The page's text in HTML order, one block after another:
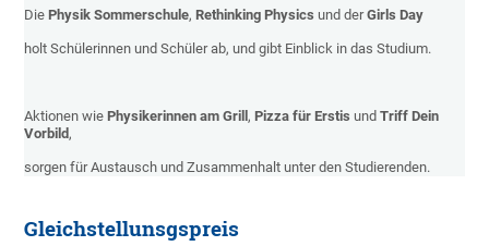
DiePhysik Sommerschule,Rethinking Physics und derGirls Day
holt Schülerinnen und Schüler ab, und gibt Einblick in das Studium.
Aktionen wiePhysikerinnen am Grill,Pizza für Erstis undTriff Dein
Vorbild,
sorgen für Austausch und Zusammenhalt unter den Studierenden.
Gleichstellunsgspreis